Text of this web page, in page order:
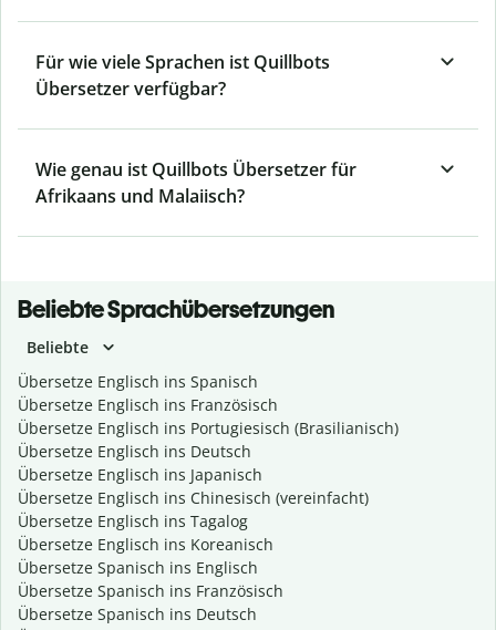
Für wie viele Sprachen ist Quillbots
Übersetzer verfügbar?
Wie genau ist Quillbots Übersetzer für
Afrikaans und Malaiisch?
Beliebte Sprachübersetzungen
Beliebte
Übersetze Englisch ins Spanisch
Übersetze Englisch ins Französisch
Übersetze Englisch ins Portugiesisch (Brasilianisch)
Übersetze Englisch ins Deutsch
Übersetze Englisch ins Japanisch
Übersetze Englisch ins Chinesisch (vereinfacht)
Übersetze Englisch ins Tagalog
Übersetze Englisch ins Koreanisch
Übersetze Spanisch ins Englisch
Übersetze Spanisch ins Französisch
Übersetze Spanisch ins Deutsch